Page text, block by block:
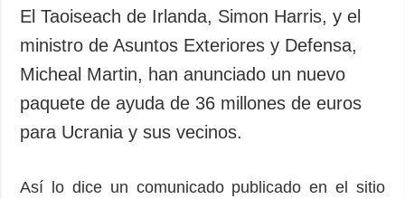
ADICIONAL
Podcasts
Publicaciones
Entrevistas
Fotos
Releases
SERVICIOS
Suscripción
Banco de
imágenes
El Taoiseach de Irlanda, Simon Harris, y el
ministro de Asuntos Exteriores y Defensa,
Micheal Martin, han anunciado un nuevo
paquete de ayuda de 36 millones de euros
para Ucrania y sus vecinos.
Así lo dice un comunicado publicado en el sitio